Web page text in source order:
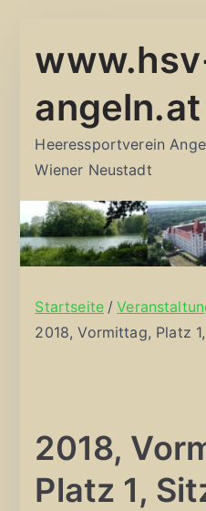
Inhalt
angeln.at
Heeressportverein
Wiener Neustadt
Startseite
2018, Vormittag, Platz
2018,
Platz 1,